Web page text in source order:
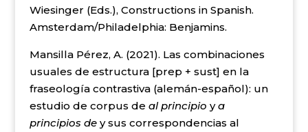
Wiesinger (Eds.), Constructions in Spanish.
Amsterdam/Philadelphia: Benjamins.
Mansilla Pérez, A. (2021). Las combinaciones
usuales de estructura [prep + sust] en la
fraseología contrastiva (alemán-español): un
estudio de corpus de al principio ya
principios de y sus correspondencias al